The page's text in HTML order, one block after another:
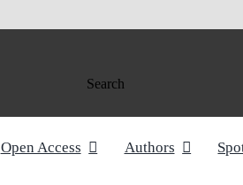
Search
Open Access Authors